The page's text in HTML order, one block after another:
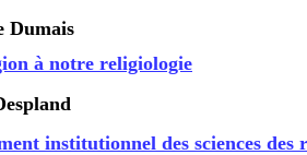
Dumais
à notre religiologie
institutionnel des sciences